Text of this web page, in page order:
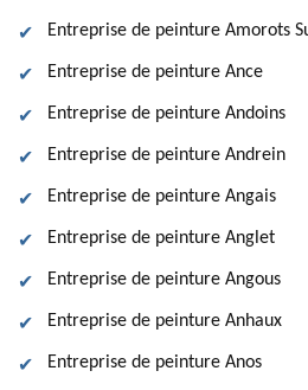
Entreprise de peinture Amorots
Entreprise de peinture Ance
Entreprise de peinture Andoins
Entreprise de peinture Andrein
Entreprise de peinture Angais
Entreprise de peinture Anglet
Entreprise de peinture Angous
Entreprise de peinture Anhaux
Entreprise de peinture Anos